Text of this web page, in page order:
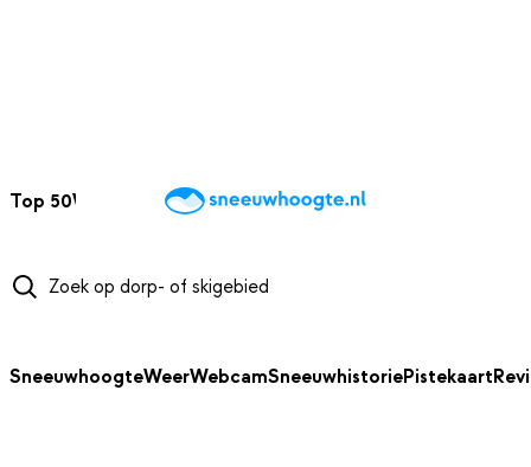
Top 50Webcams WintersportweerKaarten
SneeuwhoogteWeerWebcamSneeuwhistoriePistekaart